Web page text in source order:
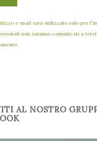
e-mail sarà utilizzato solo per
non saranno comunicati a
AL NOSTRO